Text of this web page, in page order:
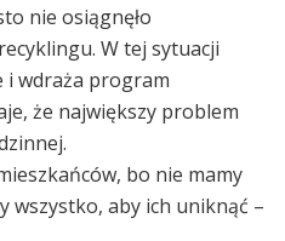
nie osiągnęło
W tej sytuacji
i wdraża program
że największy problem
bo nie mamy
wszystko, aby ich uniknąć –